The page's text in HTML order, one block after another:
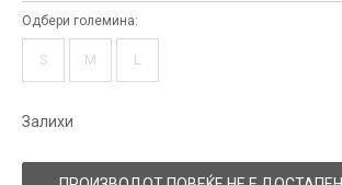
Одбери големина:
S M L
Залихи